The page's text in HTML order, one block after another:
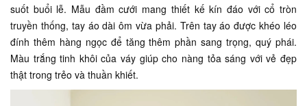
suốt buổi lễ. Mẫu đầm cưới mang thiết kế kín đáo với cổ tròn
truyền thống, tay áo dài ôm vừa phải. Trên tay áo được khéo léo
đính thêm hàng ngọc để tăng thêm phần sang trọng, quý phái.
Màu trắng tinh khôi của váy giúp cho nàng tỏa sáng với vẻ đẹp
thật trong trẻo và thuần khiết.